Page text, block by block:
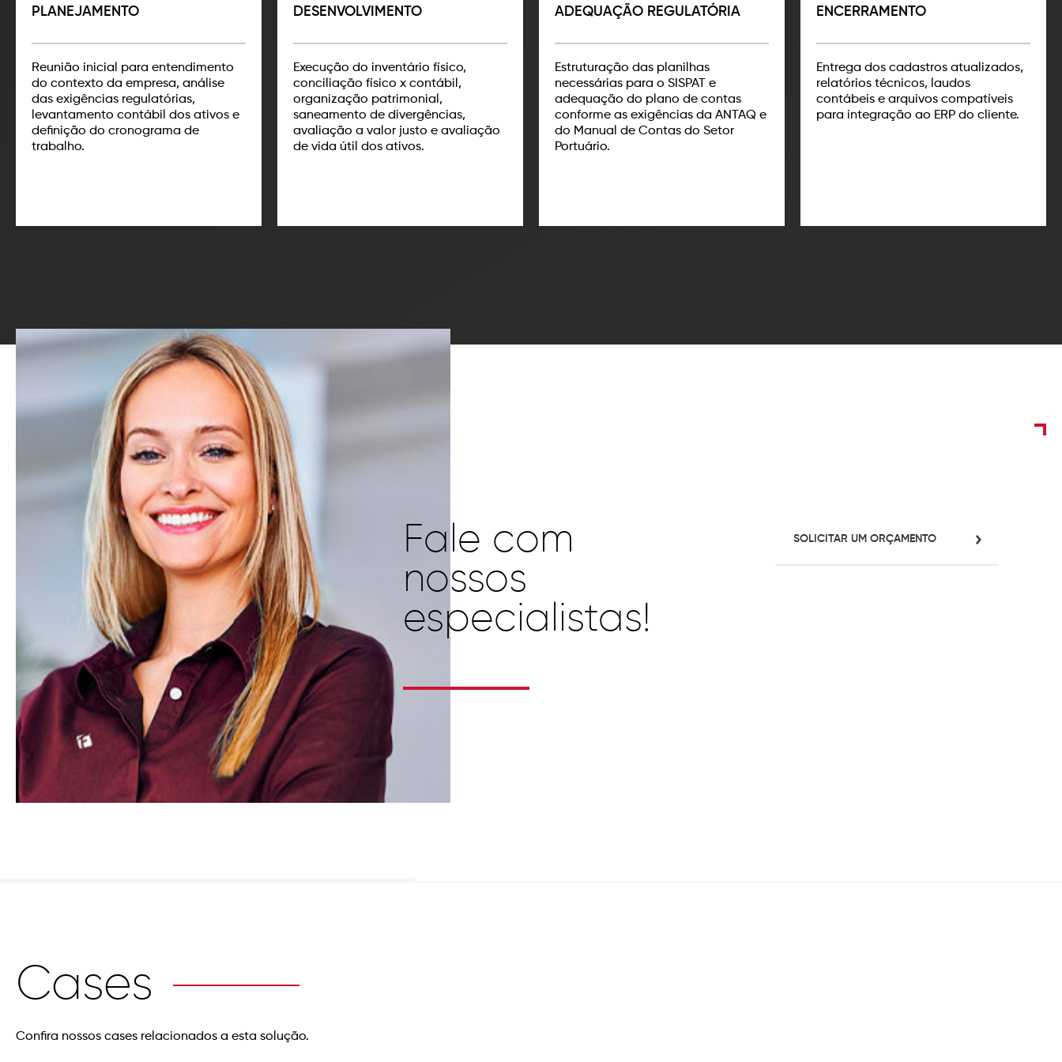
PLANEJAMENTO
Reunião inicial para entendimento
do contexto da empresa, análise
das exigências regulatórias,
levantamento contábil dos ativos e
definição do cronograma de
trabalho.
DESENVOLVIMENTO
Execução do inventário físico,
conciliação físico x contábil,
organização patrimonial,
saneamento de divergências,
avaliação a valor justo e avaliação
de vida útil dos ativos.
ADEQUAÇÃO REGULATÓRIA
Estruturação das planilhas
necessárias para o SISPAT e
adequação do plano de contas
conforme as exigências da ANTAQ e
do Manual de Contas do Setor
Portuário.
ENCERRAMENTO
Entrega dos cadastros atualizados,
relatórios técnicos, laudos
contábeis e arquivos compatíveis
para integração ao ERP do cliente.
Fale com
nossos
especialistas!
SOLICITAR UM ORÇAMENTO
Cases
Confira nossos cases relacionados a esta solução.